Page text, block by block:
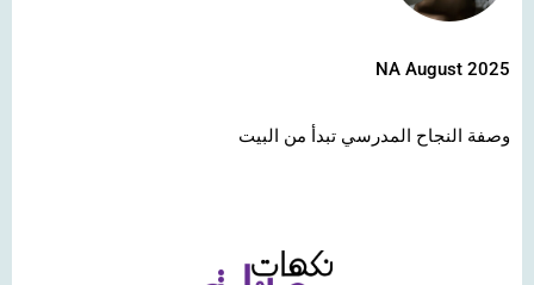
NA August 2025
وصفة النجاح المدرسي تبدأ من البيت